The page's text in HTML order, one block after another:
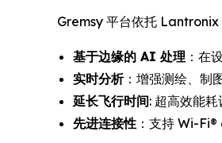
Gremsy 平台依托
基于边缘的 AI 处理 ：在
实时分析：增强测绘、制
延长飞行时间: 超高效能
先进连接性 ：支持 Wi-